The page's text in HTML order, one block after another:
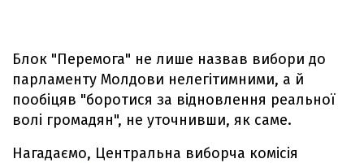
Блок "Перемога" не лише назвав вибори до
парламенту Молдови нелегітимними, а й
пообіцяв "боротися за відновлення реальної
волі громадян", не уточнивши, як саме.
Нагадаємо, Центральна виборча комісія